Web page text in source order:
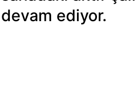
devam ediyor.